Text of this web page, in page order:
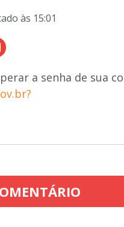
às 15:01
a senha de sua